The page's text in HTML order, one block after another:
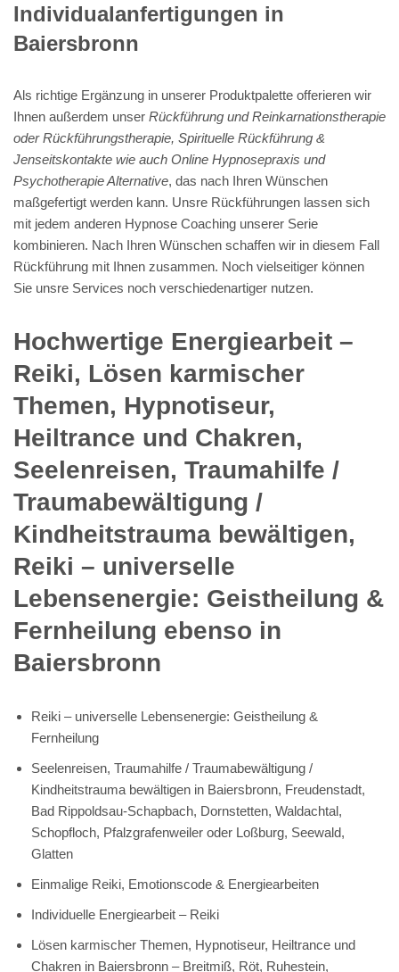
Individualanfertigungen in
Baiersbronn
Als richtige Ergänzung in unserer Produktpalette offerieren wir
Ihnen außerdem unser Rückführung und Reinkarnationstherapie
oder Rückführungstherapie, Spirituelle Rückführung &
Jenseitskontakte wie auch Online Hypnosepraxis und
Psychotherapie Alternative, das nach Ihren Wünschen
maßgefertigt werden kann. Unsre Rückführungen lassen sich
mit jedem anderen Hypnose Coaching unserer Serie
kombinieren. Nach Ihren Wünschen schaffen wir in diesem Fall
Rückführung mit Ihnen zusammen. Noch vielseitiger können
Sie unsre Services noch verschiedenartiger nutzen.
Hochwertige Energiearbeit –
Reiki, Lösen karmischer
Themen, Hypnotiseur,
Heiltrance und Chakren,
Seelenreisen, Traumahilfe /
Traumabewältigung /
Kindheitstrauma bewältigen,
Reiki – universelle
Lebensenergie: Geistheilung &
Fernheilung ebenso in
Baiersbronn
Reiki – universelle Lebensenergie: Geistheilung &
Fernheilung
Seelenreisen, Traumahilfe / Traumabewältigung /
Kindheitstrauma bewältigen in Baiersbronn, Freudenstadt,
Bad Rippoldsau-Schapbach, Dornstetten, Waldachtal,
Schopfloch, Pfalzgrafenweiler oder Loßburg, Seewald,
Glatten
Einmalige Reiki, Emotionscode & Energiearbeiten
Individuelle Energiearbeit – Reiki
Lösen karmischer Themen, Hypnotiseur, Heiltrance und
Chakren in Baiersbronn – Breitmiß, Röt, Ruhestein,